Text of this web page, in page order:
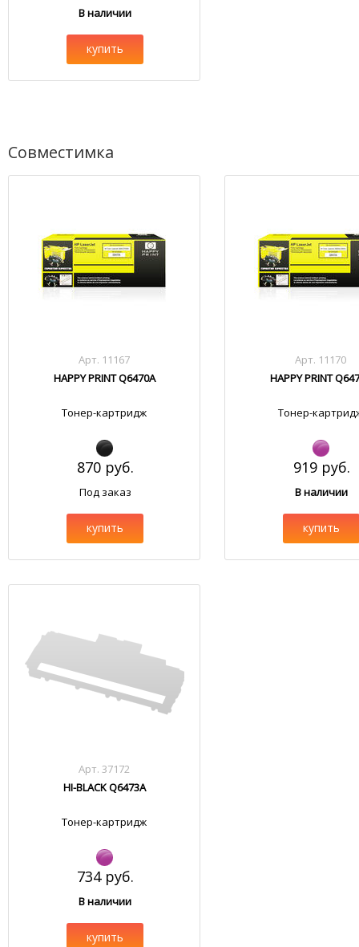
В наличии
купить
Совместимка
Арт. 11167
HAPPY PRINT Q6470A
Тонер-картридж
870 руб.
Под заказ
купить
Арт. 11170
HAPPY PRINT
Тонер-
919 руб.
В наличии
купить
Арт. 37172
HI-BLACK Q6473A
Тонер-картридж
734 руб.
В наличии
купить